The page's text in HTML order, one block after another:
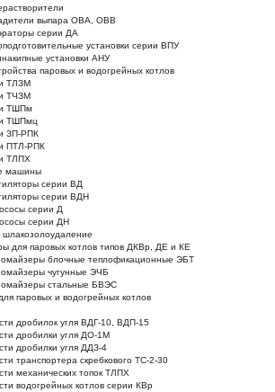
выпара ОВА, ОВВ
серии ДА
установки серии ВПУ
установки АНУ
паровых и водогрейных котлов
ТЛЗМ
ТЧЗМ
ТШПм
ТШПмц
ЗП-РПК
ПТЛ-РПК
ТЛПХ
машины
серии ВД
серии ВДН
серии Д
серии ДН
шлакозолоудаление
для паровых котлов типов ДКВр, ДЕ и КЕ
блочные теплофикационные ЭБТ
чугунные ЭЧБ
стальные БВЭС
паровых и водогрейных котлов
дробилок угля ВДГ-10, ВДП-15
дробилки угля ДО-1М
дробилки угля ДДЗ-4
транспортера скребкового ТС-2-30
механических топок ТЛПХ
водогрейных котлов серии КВр